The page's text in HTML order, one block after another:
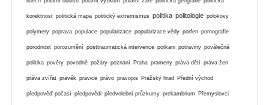
korektnost politická mapa politický extremismus politika politologie polokovy
polymery poprava populace popularizace popularizace vědy porfen pornografie
porodnost porozumění posttraumatická intervence potkani potraviny poválečná
politika pověry povodně požáry poznání Praha prameny práva dětí práva žen
práva zvířat pravěk pravice právo pravopis Pražský hrad Přední východ
předpověď počasí předpovědi předvolební průzkumy prekambrium Přemyslovci